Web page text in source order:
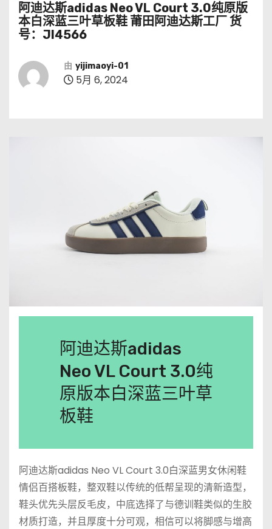
阿迪达斯adidas Neo VL Court 3.0纯原版
本白深蓝三叶草板鞋 莆田阿迪达斯工厂 货
号：JI4566
由 yijimaoyi-01
5月 6, 2024
阿迪达斯adidas
Neo VL Court 3.0纯
原版本白深蓝三叶草
板鞋
阿迪达斯adidas Neo VL Court 3.0白深蓝男女休闲鞋
情侣百搭板鞋，整双鞋以传统的低帮呈现的清新造型，
鞋头优先头层反毛皮，中底选择了与德训鞋类似的生胶
材质打造，并且厚度十分可观，相信可以将脚感与增高